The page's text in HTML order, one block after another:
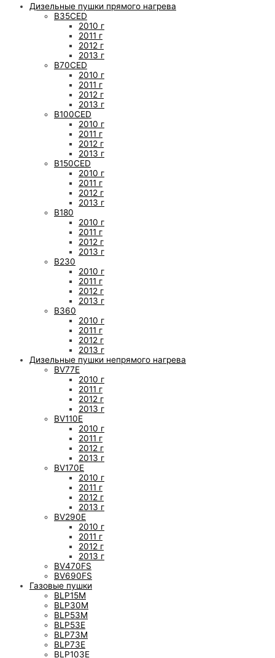
Дизельные пушки прямого нагрева
B35CED
2010 г
2011 г
2012 г
2013 г
B70CED
2010 г
2011 г
2012 г
2013 г
B100CED
2010 г
2011 г
2012 г
2013 г
B150CED
2010 г
2011 г
2012 г
2013 г
B180
2010 г
2011 г
2012 г
2013 г
B230
2010 г
2011 г
2012 г
2013 г
B360
2010 г
2011 г
2012 г
2013 г
Дизельные пушки непрямого нагрева
BV77E
2010 г
2011 г
2012 г
2013 г
BV110E
2010 г
2011 г
2012 г
2013 г
BV170E
2010 г
2011 г
2012 г
2013 г
BV290E
2010 г
2011 г
2012 г
2013 г
BV470FS
BV690FS
Газовые пушки
BLP15M
BLP30M
BLP53M
BLP53E
BLP73M
BLP73E
BLP103E